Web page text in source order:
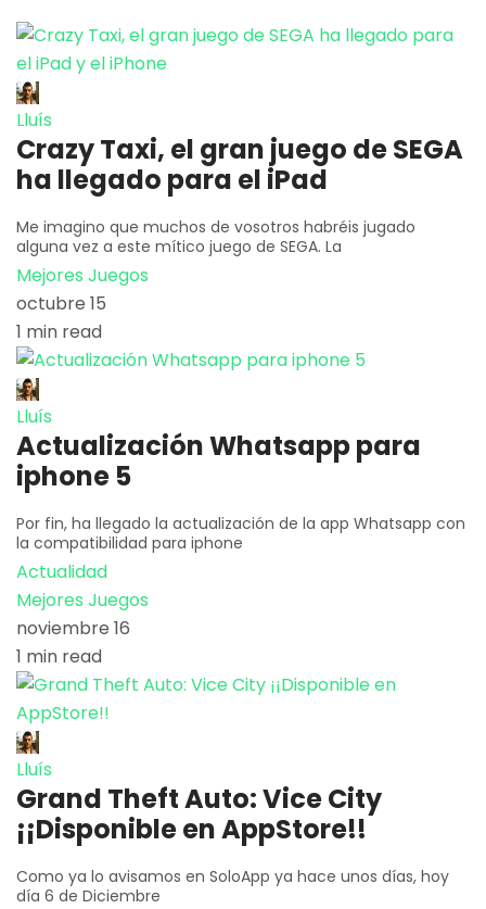
Lluís
Crazy Taxi, el gran juego de SEGA
ha llegado para el iPad
Me imagino que muchos de vosotros habréis jugado
alguna vez a este mítico juego de SEGA. La
Mejores Juegos
octubre 15
1 min read
Lluís
Actualización Whatsapp para
iphone 5
Por fin, ha llegado la actualización de la app Whatsapp con
la compatibilidad para iphone
Actualidad
Mejores Juegos
noviembre 16
1 min read
Lluís
Grand Theft Auto: Vice City
¡¡Disponible en AppStore!!
Como ya lo avisamos en SoloApp ya hace unos días, hoy
día 6 de Diciembre